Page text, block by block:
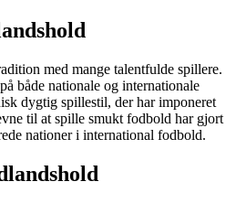
med mange talentfulde spillere.
både nationale og internationale
dygtig spillestil, der har imponeret
til at spille smukt fodbold har gjort
nationer i international fodbold.